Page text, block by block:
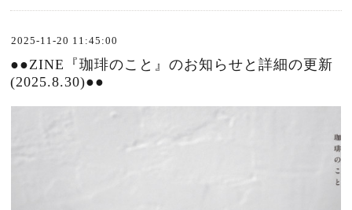
2025-11-20 11:45:00
●●ZINE『珈琲のこと』のお知らせと詳細の更新
(2025.8.30)●●